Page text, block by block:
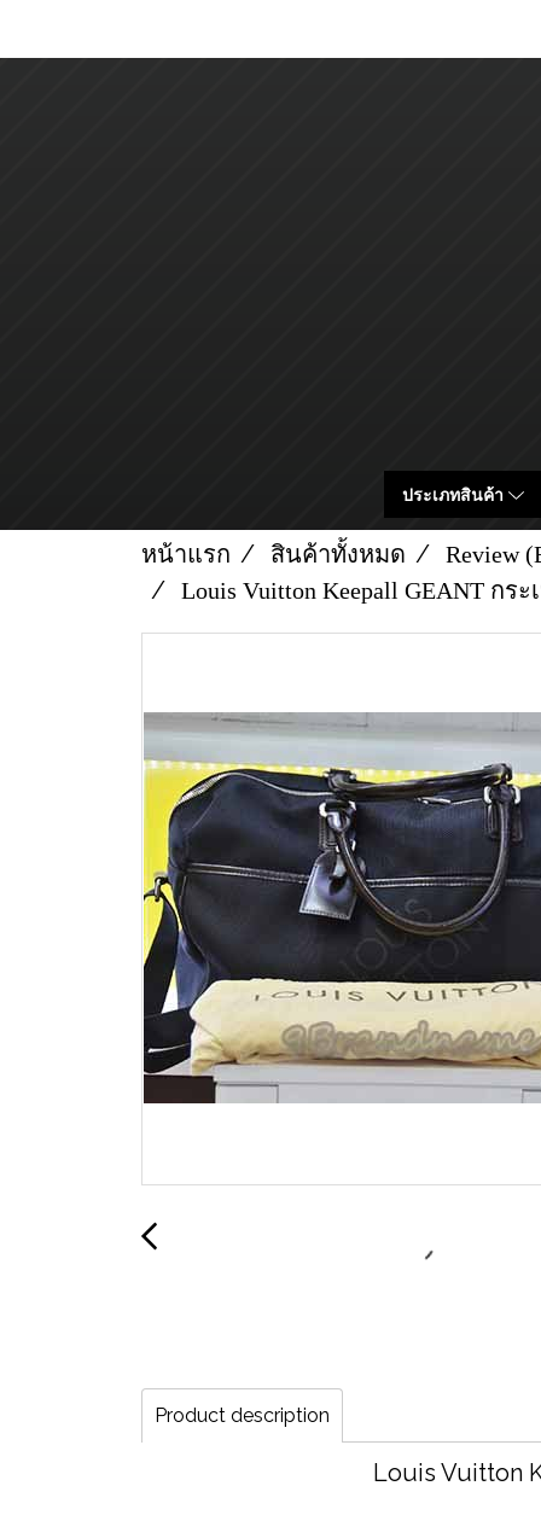
ประเภทสินค้า
หน้าแรก สินค้าทั้งหมด
Review
Louis Vuitton Keepall GEANT ก
Product description
Louis Vuitton